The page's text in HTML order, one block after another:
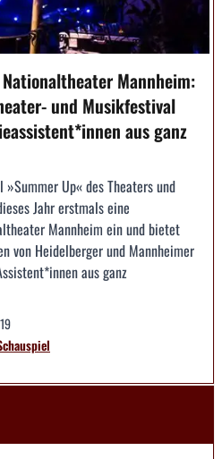
Mannheim:
und Musikfestival
aus ganz
Up« des Theaters und
Jahr erstmals eine
Mannheim ein und bietet
von Heidelberger und Mannheimer
aus ganz